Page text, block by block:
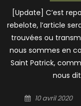
[Update] C’est
rebelote, l’article
trouvées ou
nous sommes en
Saint Patrick,
nous
Posted
10 avril 2020